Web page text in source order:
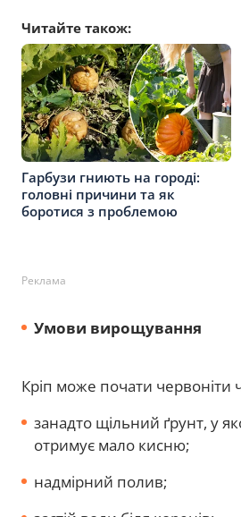
Читайте також:
Гарбузи гниють на городі:
головні причини та як
боротися з проблемою
Реклама
Умови вирощування
Кріп може почати червоніти
занадто щільний ґрунт, у
отримує мало кисню;
надмірний полив;